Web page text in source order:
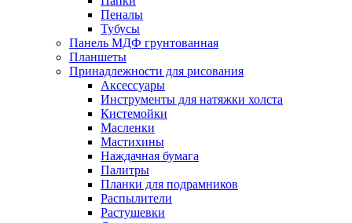
Пеналы
Тубусы
Панель МДФ грунтованная
Планшеты
Принадлежности для рисования
Аксессуары
Инструменты для натяжки холста
Кистемойки
Масленки
Мастихины
Наждачная бумага
Палитры
Планки для подрамников
Распылители
Растушевки